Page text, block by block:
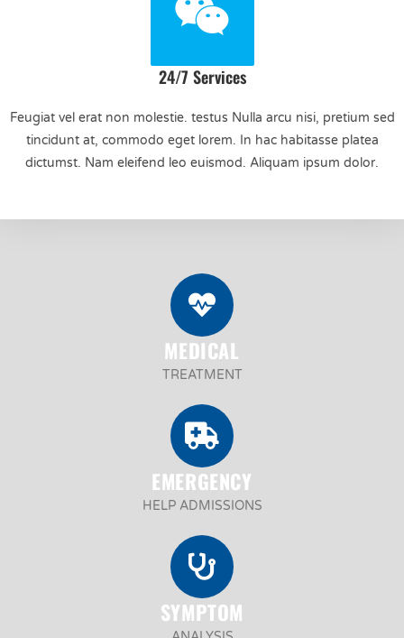
24/7 Services
Feugiat vel erat non molestie. testus Nulla arcu nisi, pretium sed
tincidunt at, commodo eget lorem. In hac habitasse platea
dictumst. Nam eleifend leo euismod. Aliquam ipsum dolor.
MEDICAL
TREATMENT
EMERGENCY
HELP ADMISSIONS
SYMPTOM